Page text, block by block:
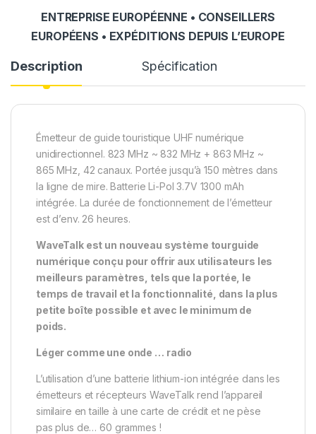
ENTREPRISE EUROPÉENNE • CONSEILLERS
EUROPÉENS • EXPÉDITIONS DEPUIS L’EUROPE
Description Spécification
Émetteur de guide touristique UHF numérique
unidirectionnel. 823 MHz ~ 832 MHz + 863 MHz ~
865 MHz, 42 canaux. Portée jusqu’à 150 mètres dans
la ligne de mire. Batterie Li-Pol 3.7V 1300 mAh
intégrée. La durée de fonctionnement de l’émetteur
est d’env. 26 heures.
WaveTalk est un nouveau système tourguide
numérique conçu pour offrir aux utilisateurs les
meilleurs paramètres, tels que la portée, le
temps de travail et la fonctionnalité, dans la plus
petite boîte possible et avec le minimum de
poids.
Léger comme une onde … radio
L’utilisation d’une batterie lithium-ion intégrée dans les
émetteurs et récepteurs WaveTalk rend l’appareil
similaire en taille à une carte de crédit et ne pèse
pas plus de… 60 grammes !